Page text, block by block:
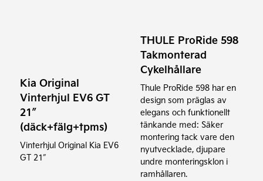
Kia Original
Vinterhjul EV6 GT
21″
(däck+fälg+tpms)
Vinterhjul Original Kia EV6
GT 21″
alternativen
kan
väljas
på
produktsidan
THULE ProRide 598
Takmonterad
Cykelhållare
Thule ProRide 598 har en
design som präglas av
elegans och funktionellt
tänkande med: Säker
montering tack vare den
nyutvecklade, djupare
undre monteringsklon i
ramhållaren.